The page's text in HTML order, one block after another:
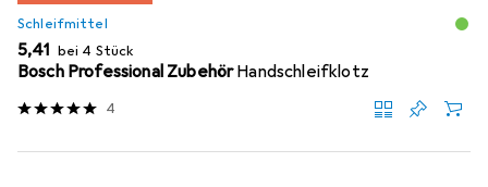
Schleifmittel
EUR
5,41 bei 4 Stück
Bosch Professional ZubehörHandschleifklotz
4